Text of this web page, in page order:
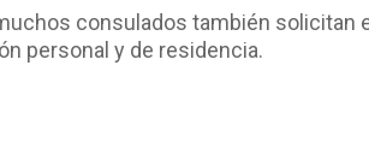
consulados también solicitan
personal y de residencia.